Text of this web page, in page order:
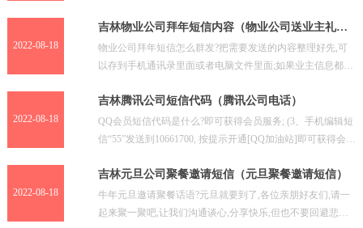
2022-08-18
吉林物业公司拜年短信内容（物业公司送业主礼
物业公司拜年短信怎么群发?把需要发送的内容整理好先,可
以存到手机通讯录里面或者电脑文件里面;如果业主信息都存
2022-08-18
吉林腾讯公司短信代码（腾讯公司电话）
QQ会员短信代码是什么?即可获得会员服务; (3、手机编辑短
信“55”发送到10661700, 按提示开通[QQ加油站]即可获得会员
2022-08-18
吉林元旦公司聚餐邀请短信（元旦聚餐邀请短信）
牛年元旦邀请聚餐话语?元旦就要到了,各位亲朋好友们,请一
起来聚一聚吧,让我们沟通谈心,分享快乐,但也不要回避悲伤